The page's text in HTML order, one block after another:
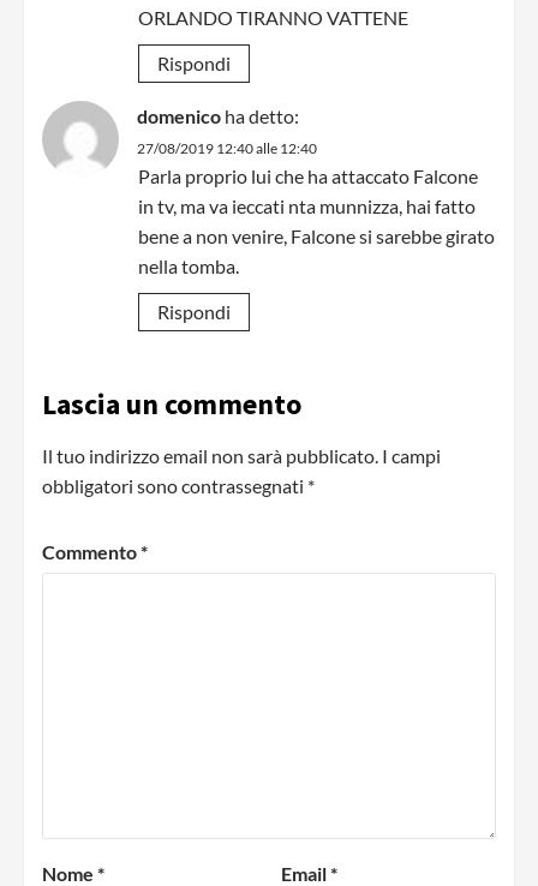
ORLANDO TIRANNO VATTENE
Rispondi
domenico ha detto:
27/08/2019 12:40 alle 12:40
Parla proprio lui che ha attaccato Falcone
in tv, ma va ieccati nta munnizza, hai fatto
bene a non venire, Falcone si sarebbe girato
nella tomba.
Rispondi
Lascia un commento
Il tuo indirizzo email non sarà pubblicato. I campi
obbligatori sono contrassegnati *
Commento*
Nome * Email*